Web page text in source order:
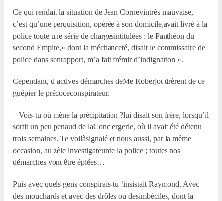
Ce qui rendait la situation de Jean Cornevintrès mauvaise,
c’est qu’une perquisition, opérée à son domicile,avait livré à la
police toute une série de chargesintitulées : le Panthéon du
second Empire,« dont la méchanceté, disait le commissaire de
police dans sonrapport, m’a fait frémir d’indignation ».
Cependant, d’actives démarches deMe Roberjot tirèrent de ce
guêpier le précoceconspirateur.
– Vois-tu où mène la précipitation ?lui disait son frère, lorsqu’il
sortit un peu penaud de laConciergerie, où il avait été détenu
trois semaines. Te voilàsignalé et nous aussi, par la même
occasion, au zèle investigateurde la police ; toutes nos
démarches vont être épiées…
Puis avec quels gens conspirais-tu !insistait Raymond. Avec
des mouchards et avec des drôles ou desimbéciles, dont la